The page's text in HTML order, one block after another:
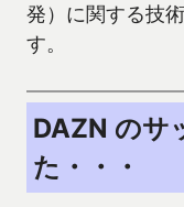
発）に関する技
す。
DAZN のサ
た・・・